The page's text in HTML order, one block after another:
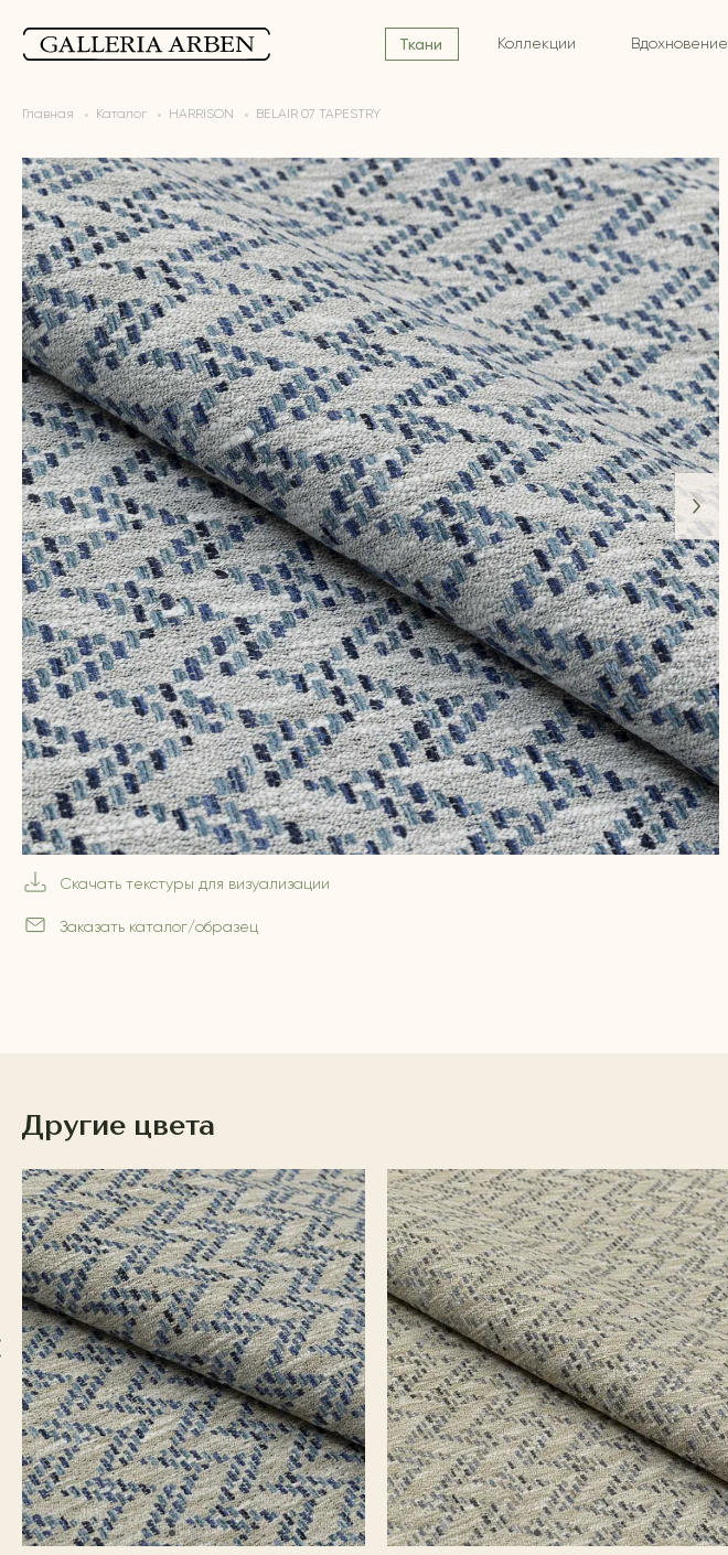
Ткани Коллекции Вдохновение
Главная Каталог HARRISON BELAIR 07 TAPESTRY
Скачать текстуры для визуализации
Заказать каталог/образец
Другие цвета